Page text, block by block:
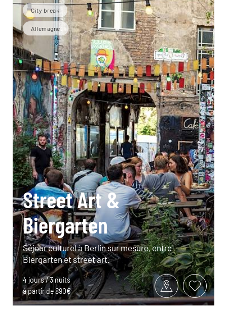
City break
Allemagne
Street Art &
Biergarten
Séjour culturel à Berlin sur mesure, entre
Biergarten et street art.
4 jours / 3 nuits
à partir de 890€